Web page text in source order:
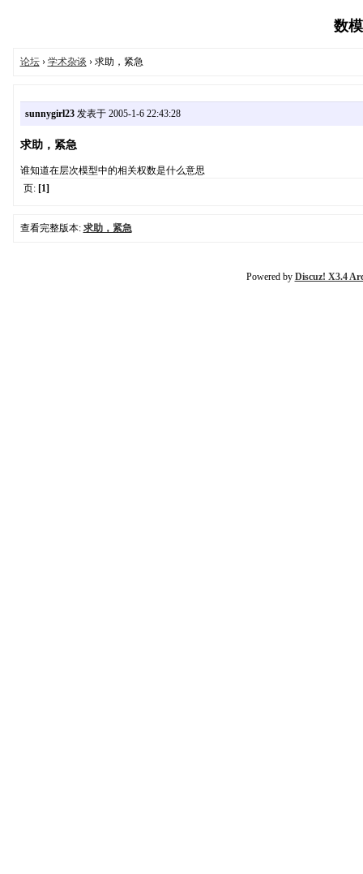
数
论坛› 学术杂谈 › 求助，紧急
sunnygirl23发表于 2005-1-6 22:43:28
求助，紧急
谁知道在层次模型中的相关权数是什么意思
页: [1]
查看完整版本: 求助，紧急
Powered by Discuz! X3.4